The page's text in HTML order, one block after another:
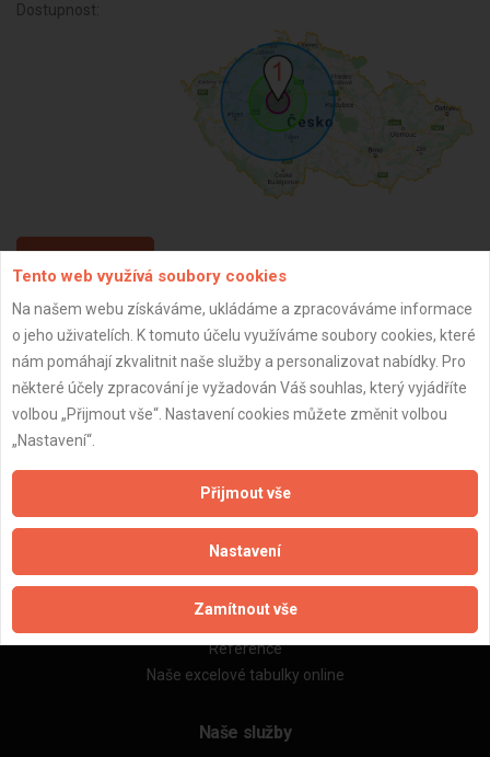
Dostupnost:
ZPĚT
Aktualizováno z portálu ARES dne 14.09.2024 21:17:45
Naše firmy a řemeslníci
Zpracování a ochrana osobních údajů
Reference
Naše excelové tabulky online
Naše služby
Tento web využívá soubory cookies
Na našem webu získáváme, ukládáme a zpracováváme informace
o jeho uživatelích. K tomuto účelu využíváme soubory cookies, které
nám pomáhají zkvalitnit naše služby a personalizovat nabídky. Pro
některé účely zpracování je vyžadován Váš souhlas, který vyjádříte
volbou „Přijmout vše“. Nastavení cookies můžete změnit volbou
„Nastavení“.
Přijmout vše
Nastavení
Zamítnout vše